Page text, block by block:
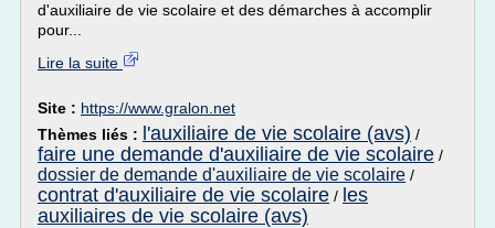
d'auxiliaire de vie scolaire et des démarches à accomplir
pour...
Lire la suite
Site : https://www.gralon.net
Thèmes liés :
l'auxiliaire de vie scolaire (avs) /
faire une demande d'auxiliaire de vie scolaire /
dossier de demande d'auxiliaire de vie scolaire /
contrat d'auxiliaire de vie scolaire / les
auxiliaires de vie scolaire (avs)